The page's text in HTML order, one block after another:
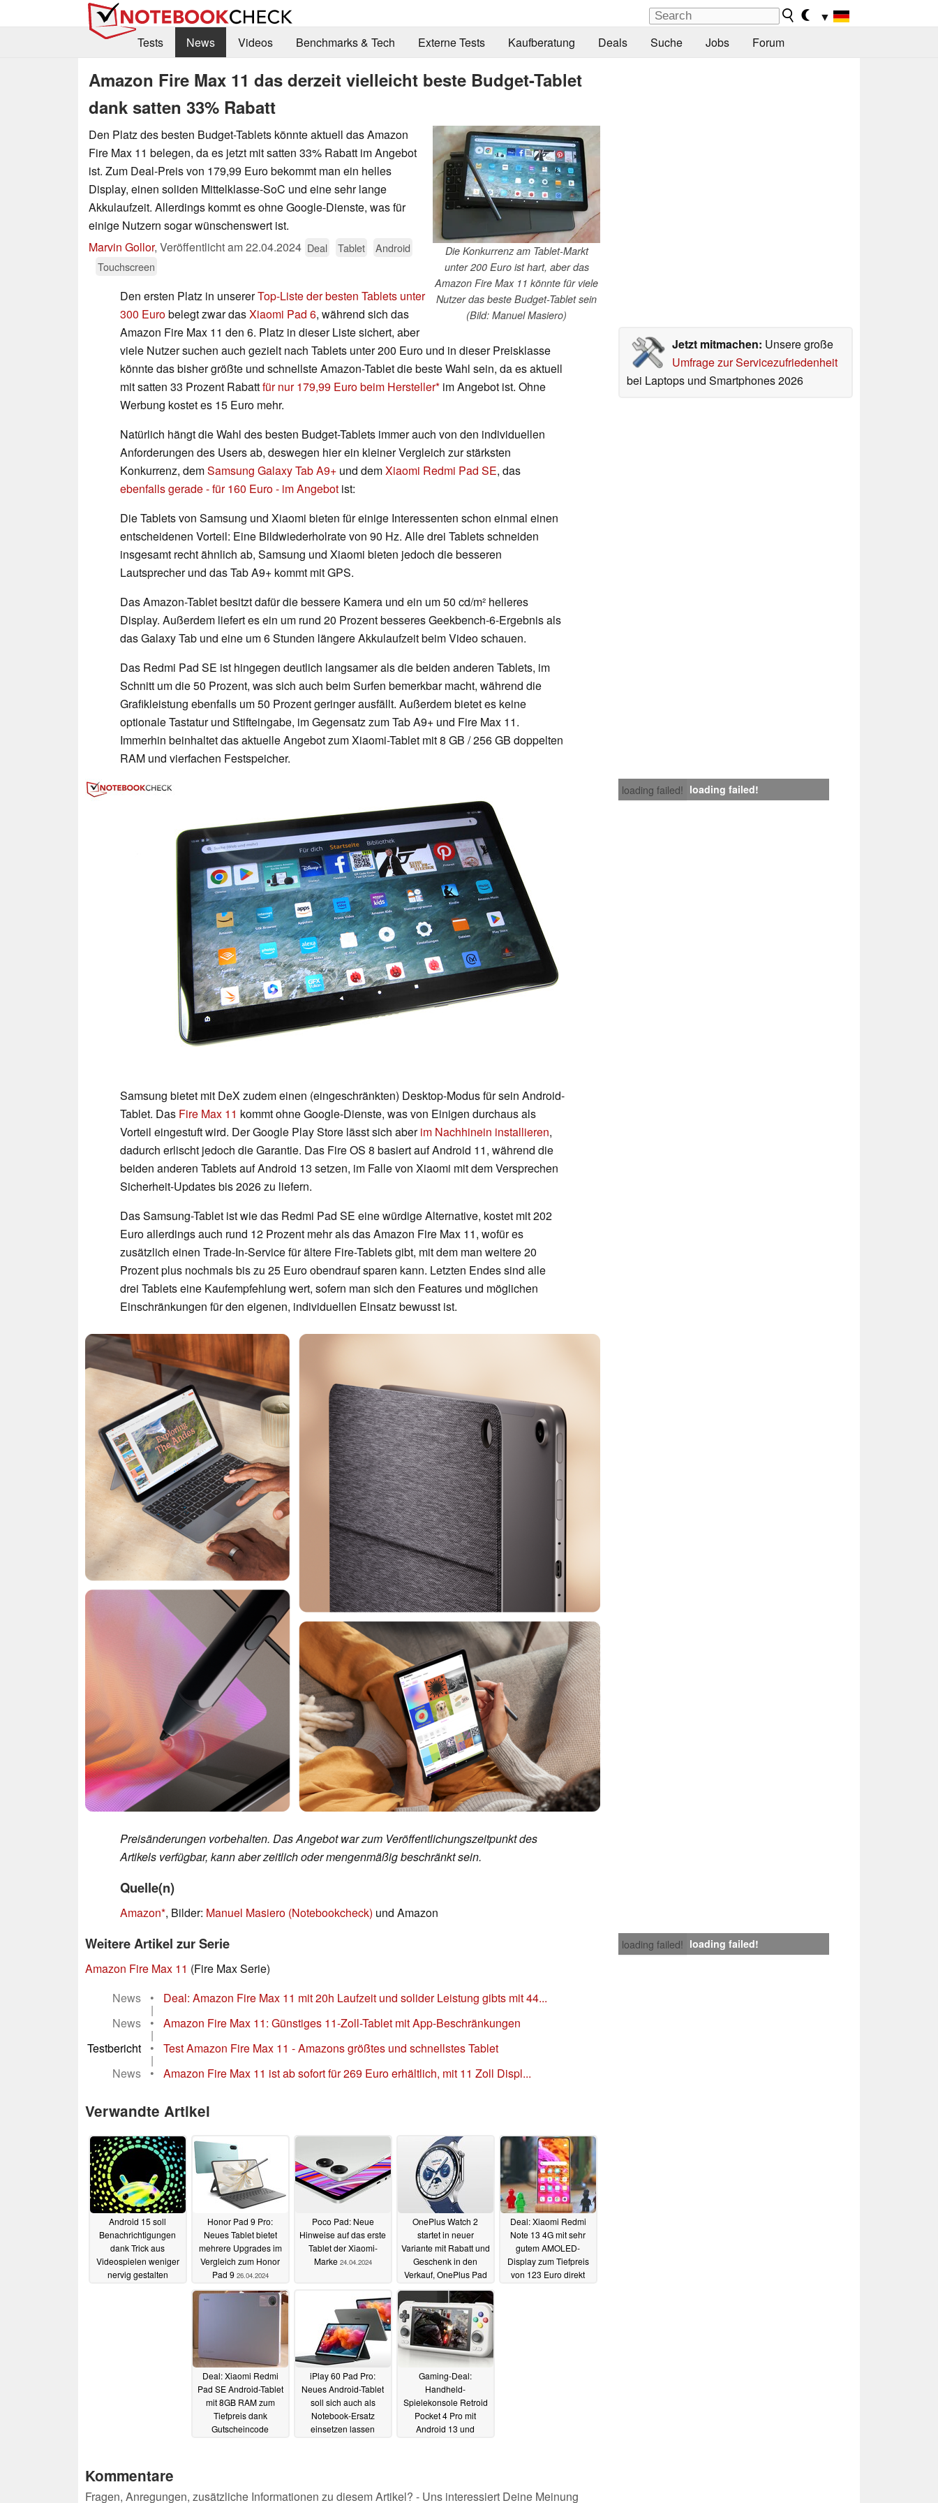
▼
Tests
News Videos Benchmarks & Tech Externe Tests Kaufberatung Deals Suche Jobs Forum
Amazon Fire Max 11 das derzeit vielleicht beste Budget-Tablet
dank satten 33% Rabatt
Die Konkurrenz am Tablet-Markt
unter 200 Euro ist hart, aber das
Amazon Fire Max 11 könnte für viele
Nutzer das beste Budget-Tablet sein
(Bild: Manuel Masiero)
Den Platz des besten Budget-Tablets könnte aktuell das Amazon
Fire Max 11 belegen, da es jetzt mit satten 33% Rabatt im Angebot
ist. Zum Deal-Preis von 179,99 Euro bekommt man ein helles
Display, einen soliden Mittelklasse-SoC und eine sehr lange
Akkulaufzeit. Allerdings kommt es ohne Google-Dienste, was für
einige Nutzern sogar wünschenswert ist.
Marvin Gollor, Veröffentlicht am22.04.2024 Deal Tablet
Android
Touchscreen
Jetzt mitmachen: Unsere große
Umfrage zur Servicezufriedenheit
bei Laptops und Smartphones 2026
Den ersten Platz in unsererTop-Liste der besten Tablets unter
300 Eurobelegt zwar dasXiaomi Pad 6, während sich das
Amazon Fire Max 11 den 6. Platz in dieser Liste sichert, aber
viele Nutzer suchen auch gezielt nach Tablets unter 200 Euro und in dieser Preisklasse
könnte das bisher größte und schnellste Amazon-Tablet die beste Wahl sein, da es aktuell
mit satten 33 Prozent Rabattfür nur 179,99 Euro beim Hersteller im Angebot ist. Ohne
Werbung kostet es 15 Euro mehr.
Natürlich hängt die Wahl des besten Budget-Tablets immer auch von den individuellen
Anforderungen des Users ab, deswegen hier ein kleiner Vergleich zur stärksten
Konkurrenz, demSamsung Galaxy Tab A9+ und demXiaomi Redmi Pad SE, das
ebenfalls gerade - für 160 Euro - im Angebot ist:
Die Tablets von Samsung und Xiaomi bieten für einige Interessenten schon einmal einen
entscheidenen Vorteil: Eine Bildwiederholrate von 90 Hz. Alle drei Tablets schneiden
insgesamt recht ähnlich ab, Samsung und Xiaomi bieten jedoch die besseren
Lautsprecher und das Tab A9+ kommt mit GPS.
Das Amazon-Tablet besitzt dafür die bessere Kamera und ein um 50 cd/m² helleres
Display. Außerdem liefert es ein um rund 20 Prozent besseres Geekbench-6-Ergebnis als
das Galaxy Tab und eine um 6 Stunden längere Akkulaufzeit beim Video schauen.
Das Redmi Pad SE ist hingegen deutlich langsamer als die beiden anderen Tablets, im
Schnitt um die 50 Prozent, was sich auch beim Surfen bemerkbar macht, während die
Grafikleistung ebenfalls um 50 Prozent geringer ausfällt. Außerdem bietet es keine
optionale Tastatur und Stifteingabe, im Gegensatz zum Tab A9+ und Fire Max 11.
Immerhin beinhaltet das aktuelle Angebot zum Xiaomi-Tablet mit 8 GB / 256 GB doppelten
RAM und vierfachen Festspeicher.
loading failed! loading failed!
Samsung bietet mit DeX zudem einen (eingeschränkten) Desktop-Modus für sein Android-
Tablet. Das Fire Max 11 kommt ohne Google-Dienste, was von Einigen durchaus als
Vorteil eingestuft wird. Der Google Play Store lässt sich aberim Nachhinein installieren,
dadurch erlischt jedoch die Garantie. Das Fire OS 8 basiert auf Android 11, während die
beiden anderen Tablets auf Android 13 setzen, im Falle von Xiaomi mit dem Versprechen
Sicherheit-Updates bis 2026 zu liefern.
Das Samsung-Tablet ist wie das Redmi Pad SE eine würdige Alternative, kostet mit 202
Euro allerdings auch rund 12 Prozent mehr als das Amazon Fire Max 11, wofür es
zusätzlich einen Trade-In-Service für ältere Fire-Tablets gibt, mit dem man weitere 20
Prozent plus nochmals bis zu 25 Euro obendrauf sparen kann. Letzten Endes sind alle
drei Tablets eine Kaufempfehlung wert, sofern man sich den Features und möglichen
Einschränkungen für den eigenen, individuellen Einsatz bewusst ist.
Preisänderungen vorbehalten. Das Angebot war zum Veröffentlichungszeitpunkt des
Artikels verfügbar, kann aber zeitlich oder mengenmäßig beschränkt sein.
Quelle(n)
Amazon , Bilder: Manuel Masiero (Notebookcheck) und Amazon
loading failed! loading failed!
Weitere Artikel zur Serie
Amazon Fire Max 11 (Fire Max Serie)
News
• Deal: Amazon Fire Max 11 mit 20h Laufzeit und solider Leistung gibts mit 44...
|
News
• Amazon Fire Max 11: Günstiges 11-Zoll-Tablet mit App-Beschränkungen
|
Testbericht
• Test Amazon Fire Max 11 - Amazons größtes und schnellstes Tablet
|
News
• Amazon Fire Max 11 ist ab sofort für 269 Euro erhältlich, mit 11 Zoll Displ...
Verwandte Artikel
Android 15 soll
Benachrichtigungen
dank Trick aus
Videospielen weniger
nervig gestalten
Honor Pad 9 Pro:
Neues Tablet bietet
mehrere Upgrades im
Vergleich zum Honor
Pad 9 26.04.2024
Poco Pad: Neue
Hinweise auf das erste
Tablet der Xiaomi-
Marke 24.04.2024
OnePlus Watch 2
startet in neuer
Variante mit Rabatt und
Geschenk in den
Verkauf, OnePlus Pad
23.04.2024
Deal: Xiaomi Redmi
Note 13 4G mit sehr
gutem AMOLED-
Display zum Tiefpreis
von 123 Euro direkt
Deal: Xiaomi Redmi
Pad SE Android-Tablet
mit 8GB RAM zum
Tiefpreis dank
Gutscheincode
iPlay 60 Pad Pro:
Neues Android-Tablet
soll sich auch als
Notebook-Ersatz
einsetzen lassen
Gaming-Deal:
Handheld-
Spielekonsole Retroid
Pocket 4 Pro mit
Android 13 und
Kommentare
Fragen, Anregungen, zusätzliche Informationen zu diesem Artikel? - Uns interessiert Deine Meinung